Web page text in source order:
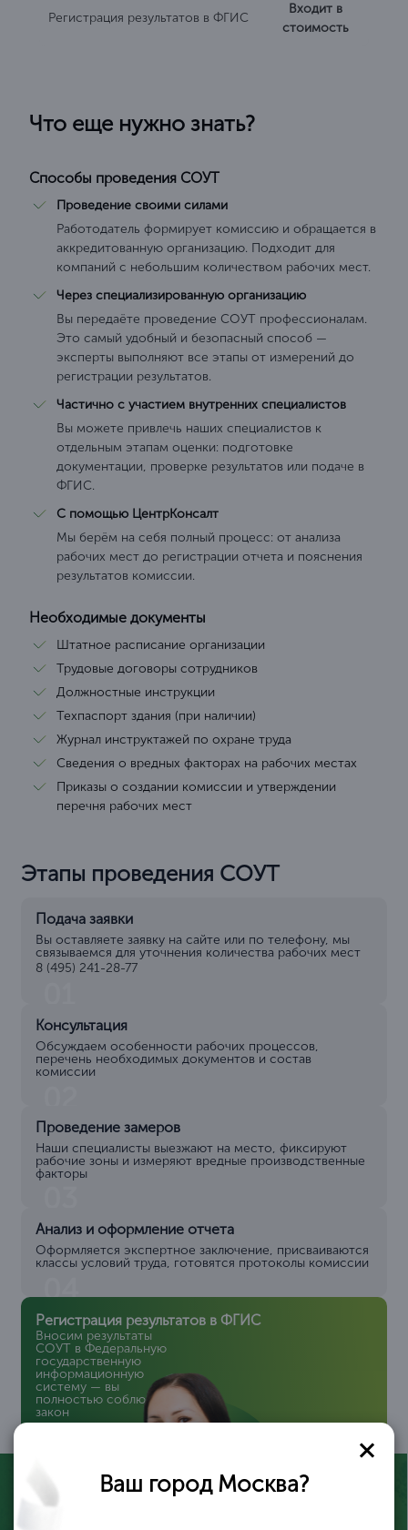
Регистрация результатов в ФГИС
Входит в
стоимость
Что еще нужно знать?
Способы проведения СОУТ
Проведение своими силами
Работодатель формирует комиссию и обращается в
аккредитованную организацию. Подходит для
компаний с небольшим количеством рабочих мест.
Через специализированную организацию
Вы передаёте проведение СОУТ профессионалам.
Это самый удобный и безопасный способ —
эксперты выполняют все этапы от измерений до
регистрации результатов.
Частично с участием внутренних специалистов
Вы можете привлечь наших специалистов к
отдельным этапам оценки: подготовке
документации, проверке результатов или подаче в
ФГИС.
С помощью ЦентрКонсалт
Мы берём на себя полный процесс: от анализа
рабочих мест до регистрации отчета и пояснения
результатов комиссии.
Необходимые документы
Штатное расписание организации
Трудовые договоры сотрудников
Должностные инструкции
Техпаспорт здания (при наличии)
Журнал инструктажей по охране труда
Сведения о вредных факторах на рабочих местах
Приказы о создании комиссии и утверждении
перечня рабочих мест
Этапы проведения СОУТ
Подача заявки
Вы оставляете заявку на сайте или по телефону, мы
связываемся для уточнения количества рабочих мест
8 (495) 241-28-77
Консультация
Обсуждаем особенности рабочих процессов,
перечень необходимых документов и состав
комиссии
Проведение замеров
Наши специалисты выезжают на место, фиксируют
рабочие зоны и измеряют вредные производственные
факторы
Анализ и оформление отчета
Оформляется экспертное заключение, присваиваются
классы условий труда, готовятся протоколы комиссии
04
Регистрация результатов в ФГИС
Вносим результаты
СОУТ в Федеральную
государственную
информационную
систему — вы
полностью соблюдаете
закон
Ваш город Москва?